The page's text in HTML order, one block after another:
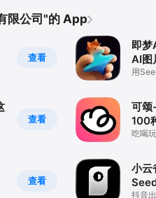
限公司"的 App
查看
查看
查看
即梦
AI图
用
可颂
100
吃喝
小云
抖音